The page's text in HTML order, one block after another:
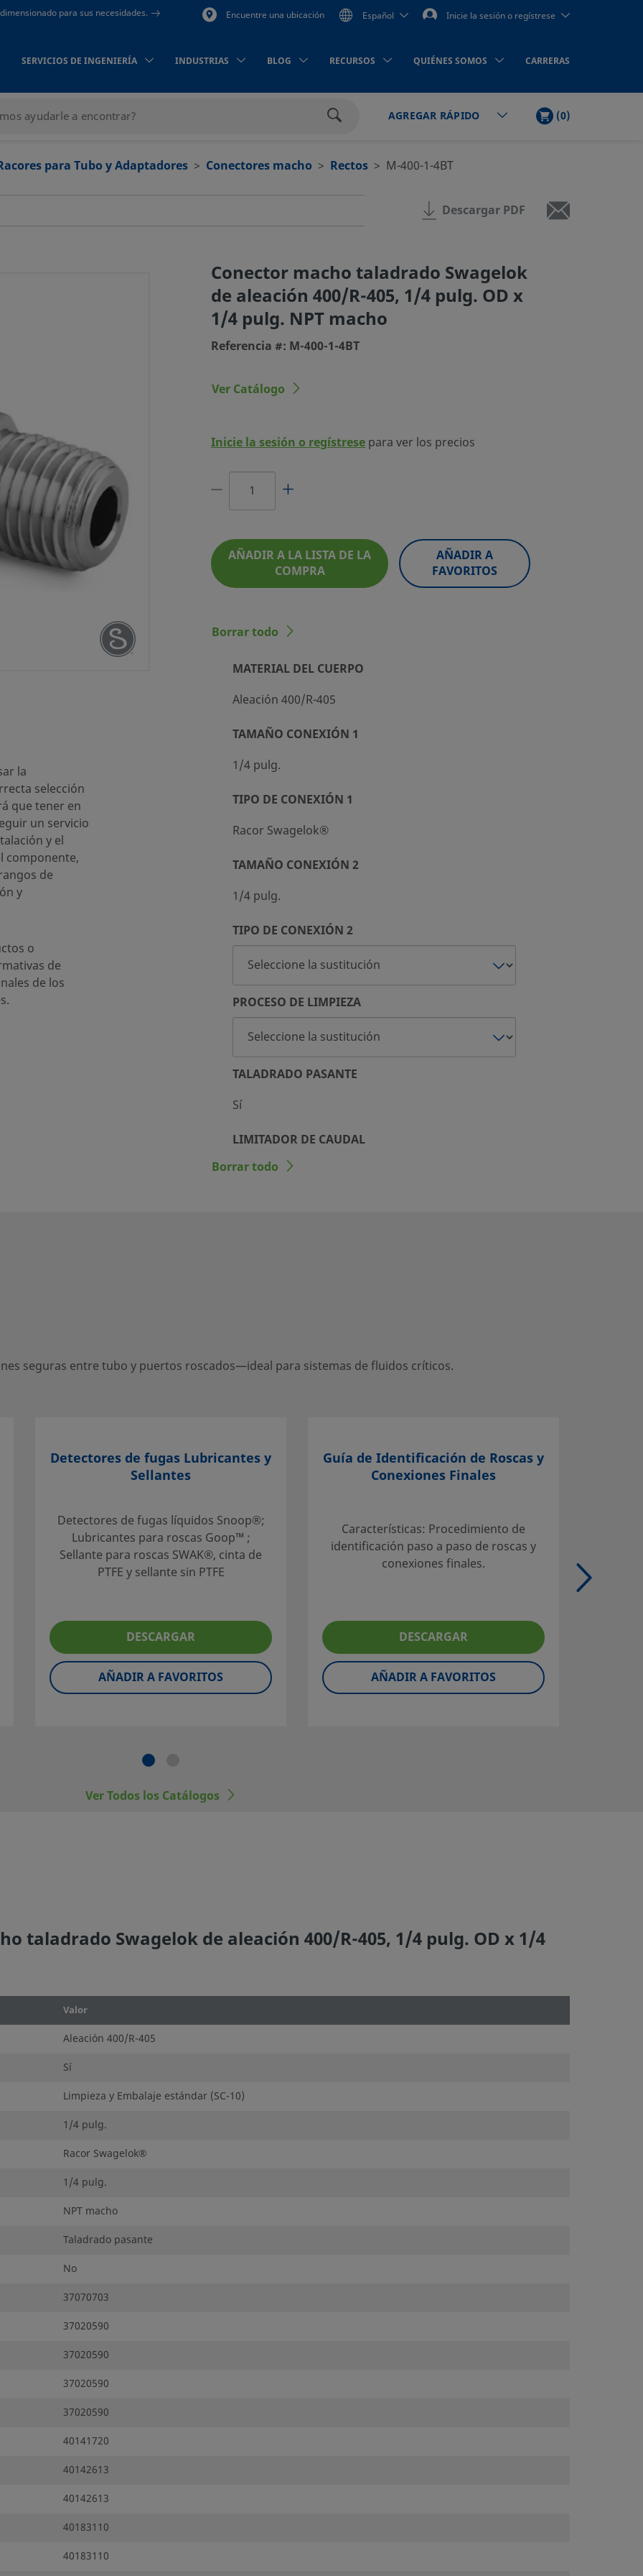
para sus necesidades. Encuentre una ubicación Español Inicie la sesión o regístrese
SERVICIOS DE INGENIERÍA INDUSTRIAS BLOG RECURSOS QUIÉNES SOMOS CARRERAS
AGREGAR RÁPIDO
LISTA
DE
(0)PRODUCTOS
para Tubo y Adaptadores Conectores macho Rectos M-400-1-4BT
SWAGELOK
OD X 1/4
NPT MACHO
#: M-400-1-4BT
de apoyo para
técnica
un
la
rangos de
del
Descargar PDF
la
selección
que tener en
un servicio
y el
componente,
de
y
o
de
de los
Conector macho taladrado Swagelok
de aleación 400/R-405, 1/4 pulg. OD x
1/4 pulg. NPT macho
Referencia #: M-400-1-4BT
Ver Catálogo
Inicie la sesión o regístrese para ver los precios
AÑADIR A LA LISTA DE LA
COMPRA
AÑADIR A
FAVORITOS
Borrar todo
Aleación 400/R-405
MATERIAL DEL CUERPO
1/4 pulg.
TAMAÑO CONEXIÓN 1
Racor Swagelok®
TIPO DE CONEXIÓN 1
1/4 pulg.
TAMAÑO CONEXIÓN 2
TIPO DE CONEXIÓN 2
PROCESO DE LIMPIEZA
Sí
TALADRADO PASANTE
No
LIMITADOR DE CAUDAL
Borrar todo
seguras entre tubo y puertos roscados—ideal para sistemas de fluidos críticos.
Detectores de fugas Lubricantes y
Sellantes
Detectores de fugas líquidos Snoop®;
Lubricantes para roscas Goop™ ;
Sellante para roscas SWAK®, cinta de
PTFE y sellante sin PTFE
DESCARGAR
AÑADIR A FAVORITOS
Guía de Identificación de Roscas y
Conexiones Finales
Características: Procedimiento de
identificación paso a paso de roscas y
conexiones finales.
DESCARGAR
AÑADIR A FAVORITOS
Ver Todos los Catálogos
taladrado Swagelok de aleación 400/R-405, 1/4 pulg. OD x 1/4
Valor
Aleación 400/R-405
Sí
Limpieza y Embalaje estándar (SC-10)
1/4 pulg.
Racor Swagelok®
1/4 pulg.
NPT macho
Taladrado pasante
No
37070703
37020590
37020590
37020590
37020590
40141720
40142613
40142613
40183110
40183110